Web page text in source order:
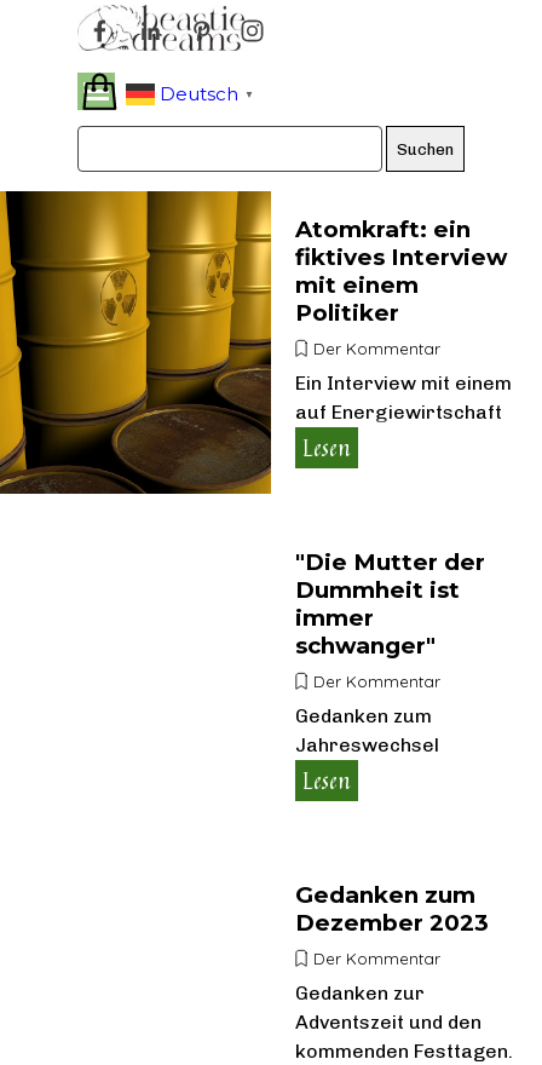
Direkt zum Seiteninhalt
Menü überspringen
Suchen
Deutsch ▼
Atomkraft: ein
fiktives Interview
mit einem
Politiker
Der Kommentar
Ein Interview mit einem
auf Energiewirtschaft
spezialisierten
Politiker, das es nie
Lesen
"Die Mutter der
Dummheit ist
immer
schwanger"
Der Kommentar
Gedanken zum
Jahreswechsel
2023/2024
Lesen
Gedanken zum
Dezember 2023
Der Kommentar
Gedanken zur
Adventszeit und den
kommenden Festtagen.